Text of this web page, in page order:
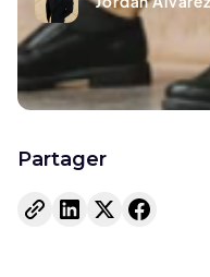
Partager